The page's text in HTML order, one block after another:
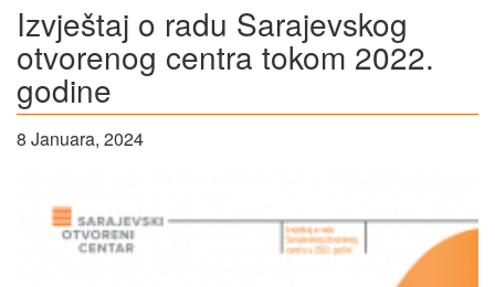
Izvještaj o radu Sarajevskog
otvorenog centra tokom 2022.
godine
8 Januara, 2024